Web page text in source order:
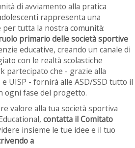
di avviamento alla pratica
rappresenta una
per tutta la nostra comunità:
primario delle società sportive
educative, creando un canale di
con le realtà scolastiche
partecipato che - grazie alla
UISP - fornirà alle ASD/SSD tutto il
ogni fase del progetto.
valore alla tua società sportiva
contatta il Comitato
insieme le tue idee e il tuo
a